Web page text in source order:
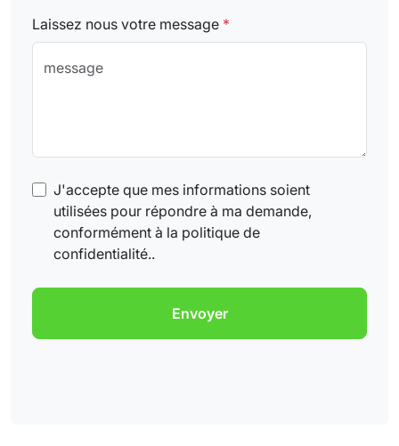
Laissez nous votre message *
J'accepte que mes informations soient
utilisées pour répondre à ma demande,
conformément à la politique de
confidentialité..